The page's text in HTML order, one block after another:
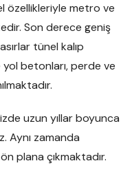
özellikleriyle metro ve
Son derece geniş
tünel kalıp
betonları, perde ve
uzun yıllar boyunca
Aynı zamanda
plana çıkmaktadır.